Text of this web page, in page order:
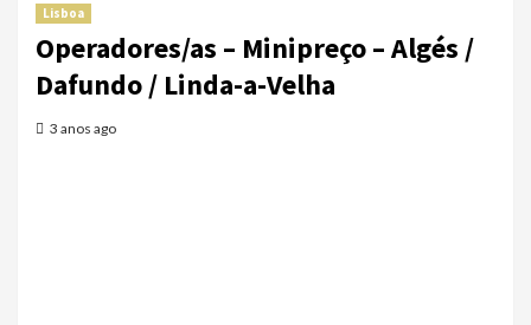
Lisboa
Operadores/as – Minipreço – Algés /
Dafundo / Linda-a-Velha
3 anos ago